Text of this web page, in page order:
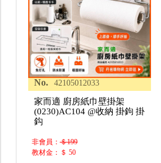
No. 42105012033
家而適 廚房紙巾壁掛架
(0230)AC104 @收納 掛鉤 掛
鈎
非會員：＄199
教材金：＄ 50